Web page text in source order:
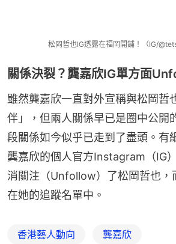
松岡哲也IG透露在福岡開鋪！（IG/
關係決裂？龔嘉欣IG單方面
雖然龔嘉欣一直對外宣稱與松岡哲
伴」，但兩人關係早已是圈中公開
段關係如今似乎已走到了盡頭。有
龔嘉欣的個人官方Instagram（IG
消關注（Unfollow）了松岡哲也，
在她的追蹤名單中。
香港藝人動向 龔嘉欣